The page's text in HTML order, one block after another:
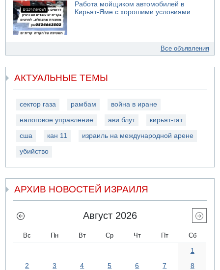
Работа мойщиком автомобилей в
Кирьят-Яме с хорошими условиями
Все объявления
АКТУАЛЬНЫЕ ТЕМЫ
сектор газа рамбам война в иране
налоговое управление ави блут кирьят-гат
сша кан 11 израиль на международной арене
убийство
АРХИВ НОВОСТЕЙ ИЗРАИЛЯ
Август 2026
Вс Пн Вт Ср Чт Пт Сб
1
2
3 4 5 6 7
8